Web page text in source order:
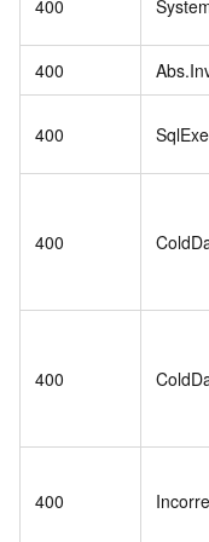
400
400
400
400
400
400